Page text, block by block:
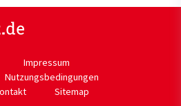
Impressum
Nutzungsbedingungen
Sitemap